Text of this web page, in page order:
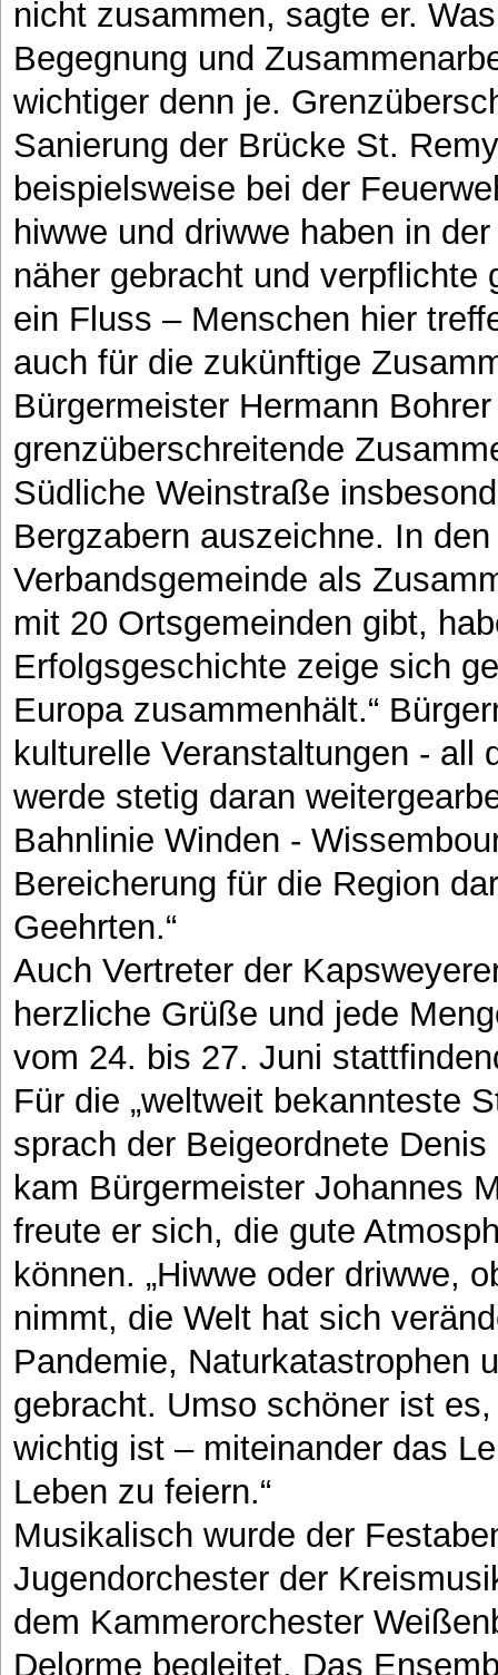
nicht zusammen, sagte er.
Begegnung und
wichtiger denn je.
Sanierung der Brücke St.
beispielsweise bei der
hiwwe und driwwe haben in
näher gebracht und verpflichte
ein Fluss – Menschen hier
auch für die zukünftige
Bürgermeister Hermann
grenzüberschreitende
Südliche Weinstraße
Bergzabern auszeichne. In
Verbandsgemeinde als
mit 20 Ortsgemeinden gibt,
Erfolgsgeschichte zeige sich
Europa zusammenhält.“
kulturelle Veranstaltungen - all
werde stetig daran
Bahnlinie Winden -
Bereicherung für die Region
Geehrten.“
Auch Vertreter der
herzliche Grüße und jede
vom 24. bis 27. Juni
Für die „weltweit bekannteste
sprach der Beigeordnete
kam Bürgermeister Johannes
freute er sich, die gute
können. „Hiwwe oder driwwe,
nimmt, die Welt hat sich
Pandemie, Naturkatastrophen
gebracht. Umso schöner ist
wichtig ist – miteinander das
Leben zu feiern.“
Musikalisch wurde der
Jugendorchester der
dem Kammerorchester
Delorme begleitet. Das